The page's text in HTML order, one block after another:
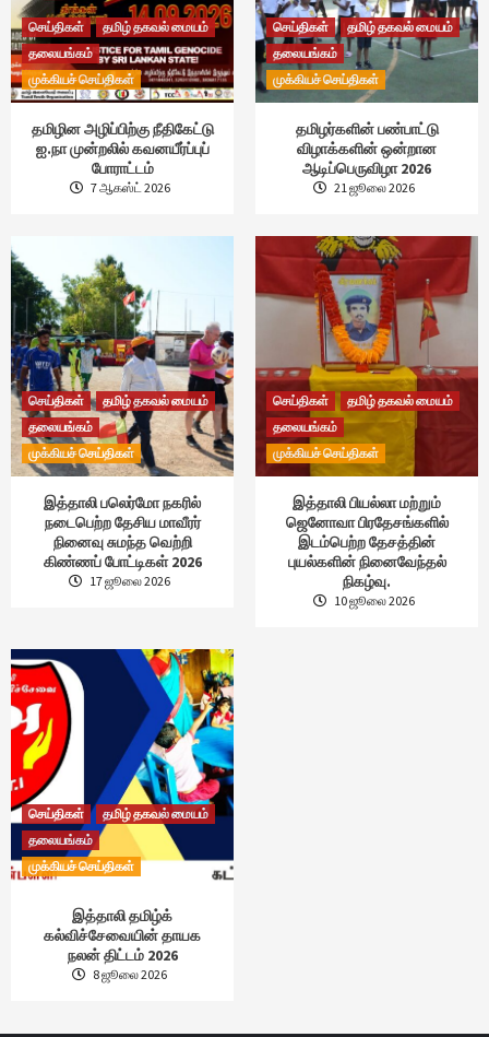
செய்திகள்
தமிழ் தகவல் மையம்
தலையங்கம்
முக்கியச் செய்திகள்
தமிழின அழிப்பிற்கு நீதிகேட்டு
ஐ.நா முன்றலில் கவனயீர்ப்புப்
போராட்டம்
7 ஆகஸ்ட் 2026
செய்திகள்
தமிழ் தகவல் மையம்
தலையங்கம்
முக்கியச் செய்திகள்
தமிழர்களின் பண்பாட்டு
விழாக்களின் ஒன்றான
ஆடிப்பெருவிழா 2026
21 ஜூலை 2026
செய்திகள்
தமிழ் தகவல் மையம்
தலையங்கம்
முக்கியச் செய்திகள்
இத்தாலி பலெர்மோ நகரில்
நடைபெற்ற தேசிய மாவீரர்
நினைவு சுமந்த வெற்றி
கிண்ணப் போட்டிகள் 2026
17 ஜூலை 2026
செய்திகள்
தமிழ் தகவல் மையம்
தலையங்கம்
முக்கியச் செய்திகள்
இத்தாலி பியல்லா மற்றும்
ஜெனோவா பிரதேசங்களில்
இடம்பெற்ற தேசத்தின்
புயல்களின் நினைவேந்தல்
நிகழ்வு.
10 ஜூலை 2026
செய்திகள்
தமிழ் தகவல் மையம்
தலையங்கம்
முக்கியச் செய்திகள்
இத்தாலி தமிழ்க்
கல்விச்சேவையின் தாயக
நலன் திட்டம் 2026
8 ஜூலை 2026